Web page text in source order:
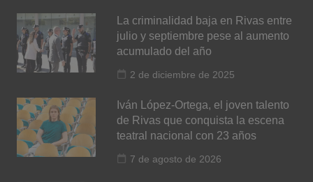
La criminalidad baja en Rivas entre
julio y septiembre pese al aumento
acumulado del año
2 de diciembre de 2025
Iván López-Ortega, el joven talento
de Rivas que conquista la escena
teatral nacional con 23 años
7 de agosto de 2026